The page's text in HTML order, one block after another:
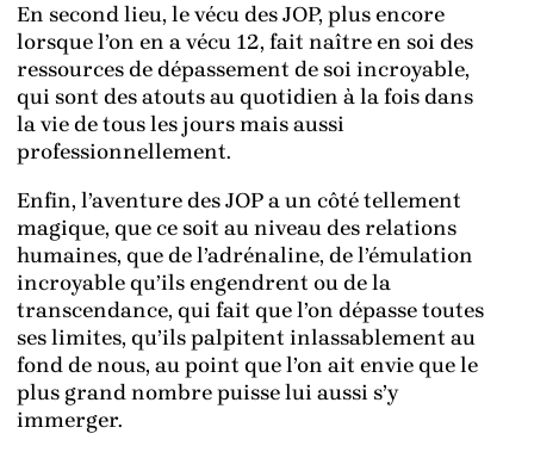
En second lieu, le vécu des JOP, plus encore
lorsque l’on en a vécu 12, fait naître en soi des
ressources de dépassement de soi incroyable,
qui sont des atouts au quotidien à la fois dans
la vie de tous les jours mais aussi
professionnellement.
Enfin, l’aventure des JOP a un côté tellement
magique, que ce soit au niveau des relations
humaines, que de l’adrénaline, de l’émulation
incroyable qu’ils engendrent ou de la
transcendance, qui fait que l’on dépasse toutes
ses limites, qu’ils palpitent inlassablement au
fond de nous, au point que l’on ait envie que le
plus grand nombre puisse lui aussi s’y
immerger.